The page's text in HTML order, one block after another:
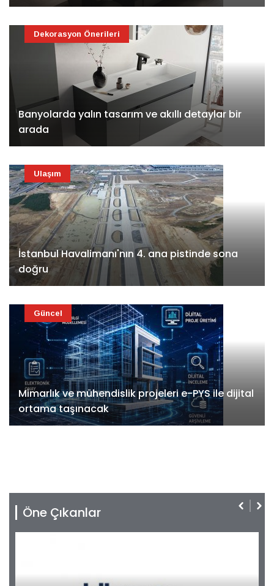
Banyolarda yalın tasarım ve akıllı detaylar bir
arada
Dekorasyon Önerileri
İstanbul Havalimanı'nın 4. ana pistinde sona
doğru
Ulaşım
Mimarlık ve mühendislik projeleri e-PYS ile dijital
ortama taşınacak
Güncel
Öne Çıkanlar